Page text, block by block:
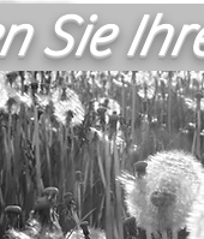
Sie